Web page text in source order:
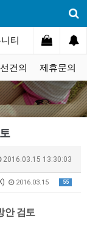
티 포토스토리
건의 제휴문의
2016.03.15 13:30:03
55
2016.03.15
안 검토